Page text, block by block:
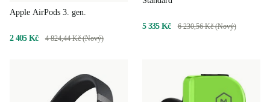
Apple AirPods 3. gen.
2 405 Kč 4 824,44 Kč (Nový)
5 335 Kč 6 230,56 Kč (Nový)